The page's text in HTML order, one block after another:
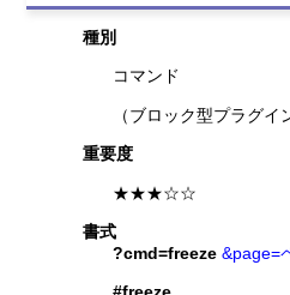
種別
コマンド
（ブロック型プラグイ
重要度
★★★☆☆
書式
?cmd=freeze &page=